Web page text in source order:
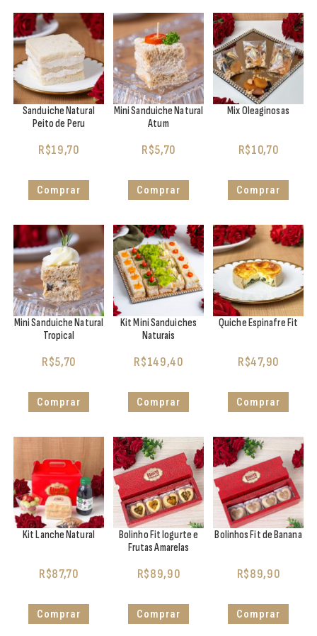
Sanduiche Natural
Peito de Peru
R$19,70
Comprar
Mini Sanduiche Natural
Atum
R$5,70
Comprar
Mix Oleaginosas
R$10,70
Comprar
Mini Sanduiche Natural
Tropical
R$5,70
Comprar
Kit Mini Sanduiches
Naturais
R$149,40
Comprar
Quiche Espinafre Fit
R$47,90
Comprar
Kit Lanche Natural
R$87,70
Comprar
Bolinho Fit Iogurte e
Frutas Amarelas
R$89,90
Comprar
Bolinhos Fit de Banana
R$89,90
Comprar